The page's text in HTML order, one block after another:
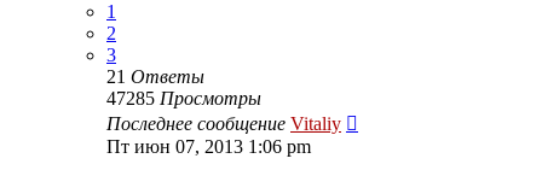
1
2
3
21 Ответы
47285 Просмотры
Последнее сообщение Vitaliy
Пт июн 07, 2013 1:06 pm